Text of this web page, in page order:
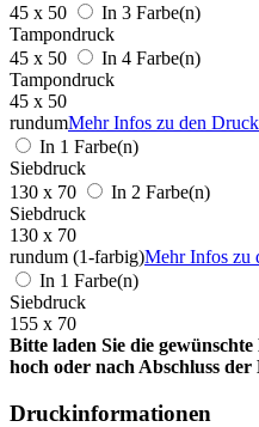
45 x 50
In 3 Farbe(n)
Tampondruck
45 x 50
In 4 Farbe(n)
Tampondruck
45 x 50
rundumMehr Infos zu den
In 1 Farbe(n)
Siebdruck
130 x 70
In 2 Farbe(n)
Siebdruck
130 x 70
rundum (1-farbig)Mehr Infos zu
In 1 Farbe(n)
Siebdruck
155 x 70
Bitte laden Sie die
hoch oder nach Abschluss der
Druckinformationen